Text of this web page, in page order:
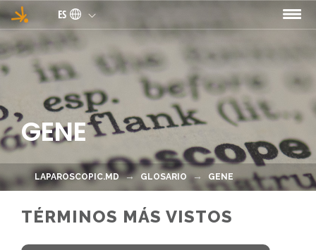
Pasar al contenido principal
ES
GENE
LAPAROSCOPIC.MD GLOSARIO GENE
TÉRMINOS MÁS VISTOS